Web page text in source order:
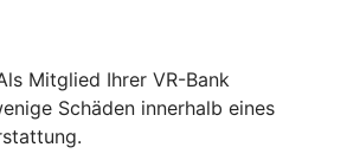
Mitglied Ihrer VR-Bank
Schäden innerhalb eines